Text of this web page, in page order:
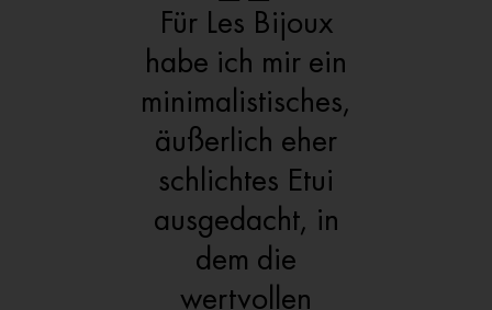
Für Les Bijoux
habe ich mir ein
minimalistisches,
äußerlich eher
schlichtes Etui
ausgedacht, in
dem die
wertvollen